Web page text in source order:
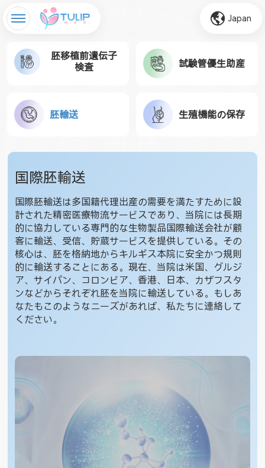
Japan
胚移植前遺伝子
検査
試験管優生助産
胚輸送 生殖機能の保存
国際胚輸送
国際胚輸送は多国籍代理出産の需要を満たすために設
計された精密医療物流サービスであり、当院には長期
的に協力している専門的な生物製品国際輸送会社が顧
客に輸送、受信、貯蔵サービスを提供している。その
核心は、胚を格納地からキルギス本院に安全かつ規則
的に輸送することにある。現在、当院は米国、グルジ
ア、サイパン、コロンビア、香港、日本、カザフスタ
ンなどからそれぞれ胚を当院に輸送している。もしあ
なたもこのようなニーズがあれば、私たちに連絡して